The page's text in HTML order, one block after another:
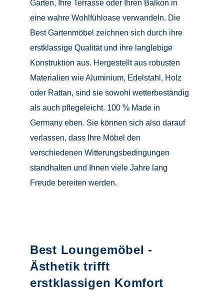
Garten, Ihre Terrasse oder Ihren Balkon in
eine wahre Wohlfühloase verwandeln. Die
Best Gartenmöbel zeichnen sich durch ihre
erstklassige Qualität und ihre langlebige
Konstruktion aus. Hergestellt aus robusten
Materialien wie Aluminium, Edelstahl, Holz
oder Rattan, sind sie sowohl wetterbeständig
als auch pflegeleicht. 100 % Made in
Germany eben. Sie können sich also darauf
verlassen, dass Ihre Möbel den
verschiedenen Witterungsbedingungen
standhalten und Ihnen viele Jahre lang
Freude bereiten werden.
Best Loungemöbel -
Ästhetik trifft
erstklassigen Komfort